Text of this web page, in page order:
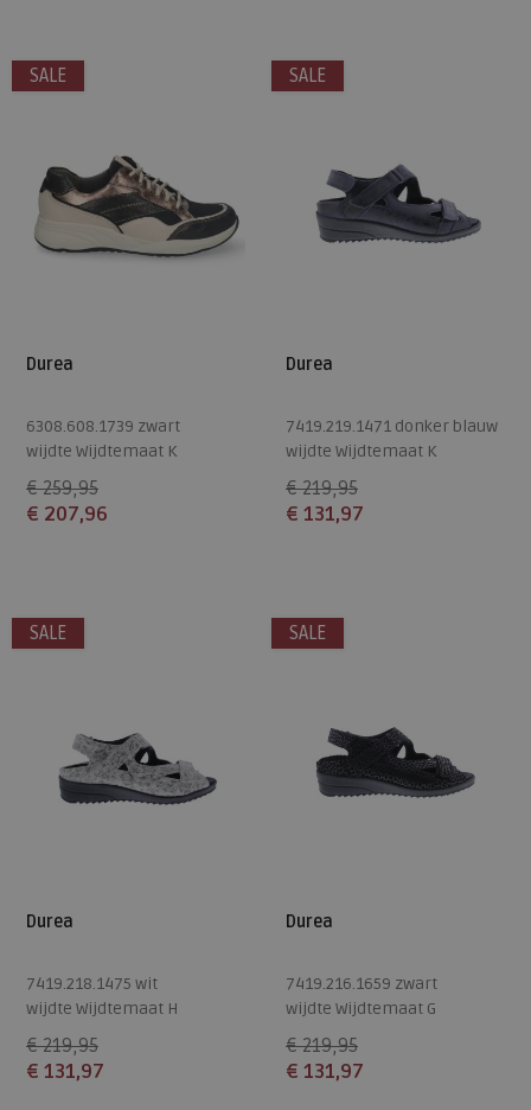
SALE
Durea
6308.608.1739 zwart
wijdte Wijdtemaat K
€ 259,95
€ 207,96
SALE
Durea
7419.219.1471 donker blauw
wijdte Wijdtemaat K
€ 219,95
€ 131,97
SALE
Durea
7419.218.1475 wit
wijdte Wijdtemaat H
€ 219,95
€ 131,97
SALE
Durea
7419.216.1659 zwart
wijdte Wijdtemaat G
€ 219,95
€ 131,97